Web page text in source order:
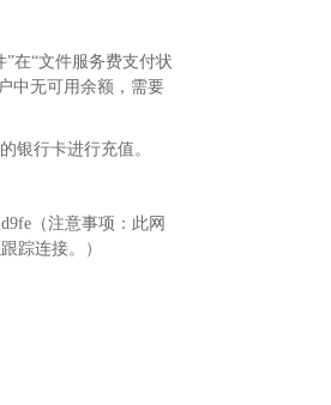
在“文件服务费支付状
中无可用余额，需要
银行卡进行充值。
（注意事项：此网
踪连接。）